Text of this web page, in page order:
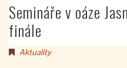
Semináře v oáze
finále
Aktuality